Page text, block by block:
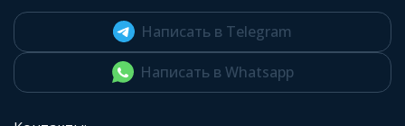
Написать в Telegram
Написать в Whatsapp